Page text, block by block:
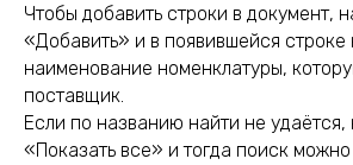
Чтобы добавить строки в документ,
«Добавить» и в появившейся строке
наименование номенклатуры,
поставщик.
Если по названию найти не
«Показать все» и тогда поиск